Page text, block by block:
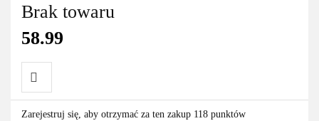
Brak towaru
58.99
Do
Zarejestruj się, aby otrzymać za ten zakup 118 punktów